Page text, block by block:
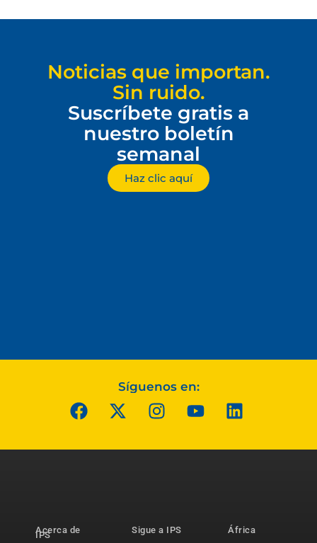
Noticias que importan.
Sin ruido.
Suscríbete gratis a
nuestro boletín
semanal
Haz clic aquí
Síguenos en:
Acerca de
IPS
Sigue a IPS
África